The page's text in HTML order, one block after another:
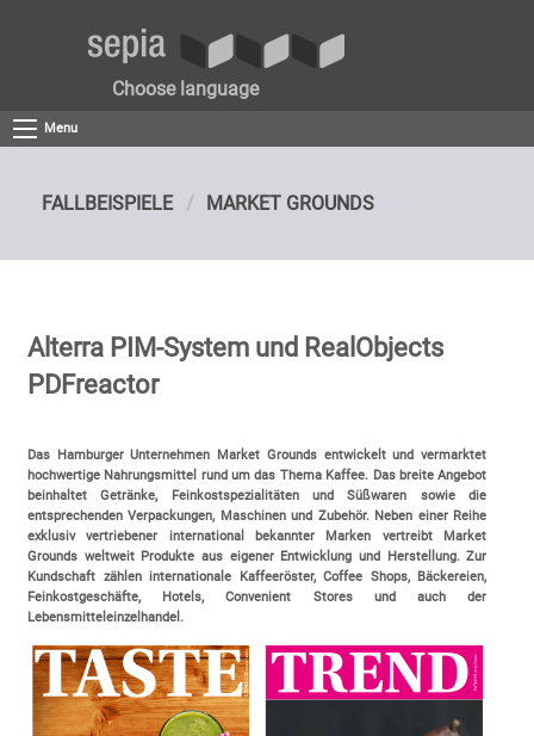
Choose language
Menu
FALLBEISPIELE MARKET GROUNDS
Alterra PIM-System und RealObjects
PDFreactor
Das Hamburger Unternehmen Market Grounds entwickelt und vermarktet
hochwertige Nahrungsmittel rund um das Thema Kaffee. Das breite Angebot
beinhaltet Getränke, Feinkostspezialitäten und Süßwaren sowie die
entsprechenden Verpackungen, Maschinen und Zubehör. Neben einer Reihe
exklusiv vertriebener international bekannter Marken vertreibt Market
Grounds weltweit Produkte aus eigener Entwicklung und Herstellung. Zur
Kundschaft zählen internationale Kaffeeröster, Coffee Shops, Bäckereien,
Feinkostgeschäfte, Hotels, Convenient Stores und auch der
Lebensmitteleinzelhandel.